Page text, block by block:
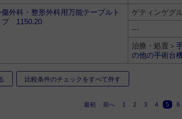
外科・整形外科用万能テーブルト
プ 1150.20
ゲティンゲグ
---
治療・処置＞
の他の手術台
比較条件のチェックをすべて外す
最初 前へ 1 2 3 4 5 6